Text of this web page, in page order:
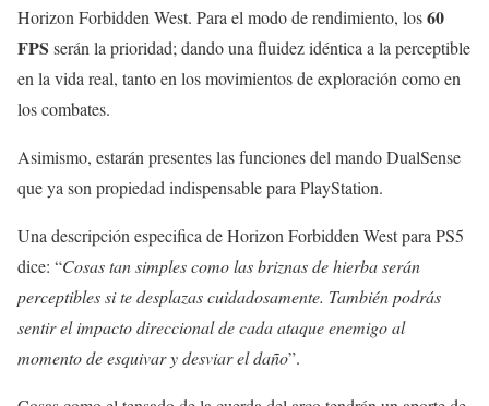
Horizon Forbidden West. Para el modo de rendimiento, los60
FPS serán la prioridad; dando una fluidez idéntica a la perceptible
en la vida real, tanto en los movimientos de exploración como en
los combates.
Asimismo, estarán presentes las funciones del mando DualSense
que ya son propiedad indispensable para PlayStation.
Una descripción especifica de Horizon Forbidden West para PS5
dice: “Cosas tan simples como las briznas de hierba serán
perceptibles si te desplazas cuidadosamente. También podrás
sentir el impacto direccional de cada ataque enemigo al
momento de esquivar y desviar el daño”.